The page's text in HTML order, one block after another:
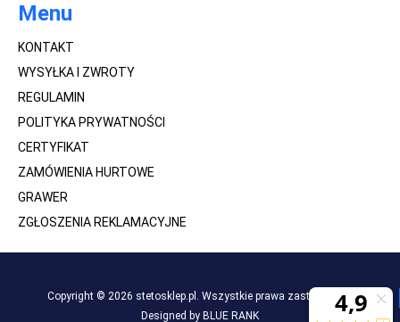
Menu
KONTAKT
WYSYŁKA I ZWROTY
REGULAMIN
POLITYKA PRYWATNOŚCI
CERTYFIKAT
ZAMÓWIENIA HURTOWE
GRAWER
ZGŁOSZENIA REKLAMACYJNE
Copyright © 2026 stetosklep.pl. Wszystkie prawa zastrzeżone.
Designed by BLUE RANK